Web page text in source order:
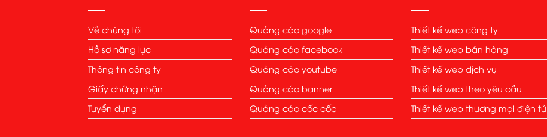
Về chúng tôi
Hồ sơ năng lực
Thông tin công ty
Giấy chứng nhận
Tuyển dụng
Quảng cáo google
Quảng cáo facebook
Quảng cáo youtube
Quảng cáo banner
Quảng cáo cốc cốc
Thiết kế web công ty
Thiết kế web bán hàng
Thiết kế web dịch vụ
Thiết kế web theo yêu cầu
Thiết kế web thương mại điện tử